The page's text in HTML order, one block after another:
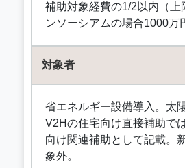
補助対象経費の1/2以内（上
ンソーシアムの場合1000万
対象者
省エネルギー設備導入。太
V2Hの住宅向け直接補助で
向け関連補助として記載。
象外。